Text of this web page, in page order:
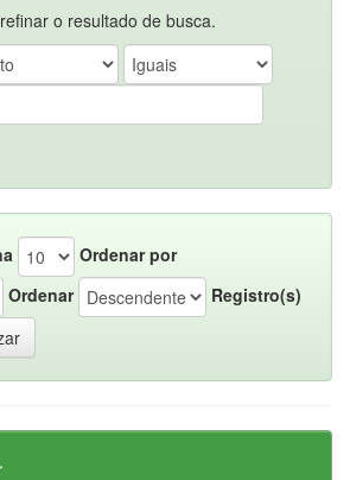
o resultado de busca.
Ordenar por
Ordenar
Registro(s)